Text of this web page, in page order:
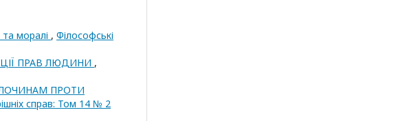
моралі , Філософські
ПРАВ ЛЮДИНИ ,
ПРОТИ
справ: Том 14 № 2